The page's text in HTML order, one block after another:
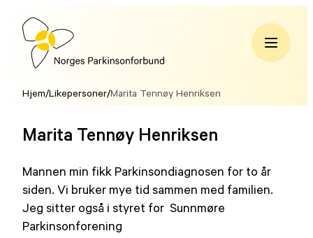
Hopp
innholdNorges
Hjem/Likepersoner/Marita Tennøy Henriksen
Marita Tennøy Henriksen
Mannen min fikk Parkinsondiagnosen for to år
siden. Vi bruker mye tid sammen med familien.
Jeg sitter også i styret for Sunnmøre
Parkinsonforening